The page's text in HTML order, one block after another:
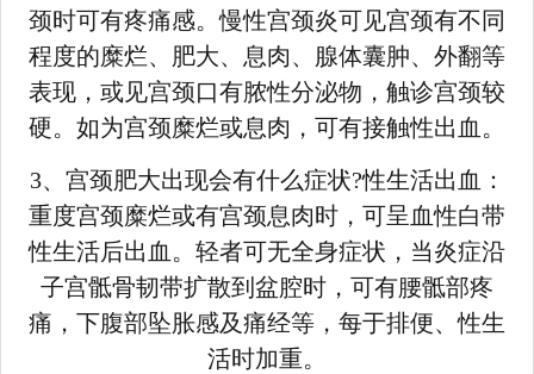
颈时可有疼痛感。慢性宫颈炎可见宫颈有不同
程度的糜烂、肥大、息肉、腺体囊肿、外翻等
表现，或见宫颈口有脓性分泌物，触诊宫颈较
硬。如为宫颈糜烂或息肉，可有接触性出血。
3、宫颈肥大出现会有什么症状?性生活出血：
重度宫颈糜烂或有宫颈息肉时，可呈血性白带
性生活后出血。轻者可无全身症状，当炎症沿
子宫骶骨韧带扩散到盆腔时，可有腰骶部疼
痛，下腹部坠胀感及痛经等，每于排便、性生
活时加重。